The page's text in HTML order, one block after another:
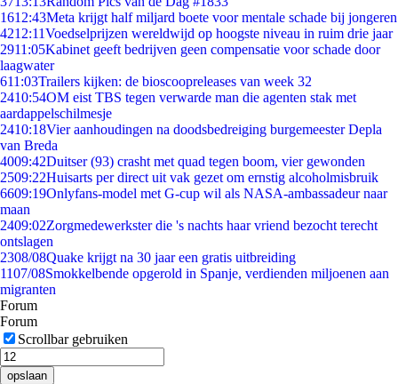
1612:43Meta krijgt half miljard boete voor mentale schade bij jongeren
4212:11Voedselprijzen wereldwijd op hoogste niveau in ruim drie jaar
2911:05Kabinet geeft bedrijven geen compensatie voor schade door
laagwater
611:03Trailers kijken: de bioscoopreleases van week 32
2410:54OM eist TBS tegen verwarde man die agenten stak met
aardappelschilmesje
2410:18Vier aanhoudingen na doodsbedreiging burgemeester Depla
van Breda
4009:42Duitser (93) crasht met quad tegen boom, vier gewonden
2509:22Huisarts per direct uit vak gezet om ernstig alcoholmisbruik
6609:19Onlyfans-model met G-cup wil als NASA-ambassadeur naar
maan
2409:02Zorgmedewerkster die 's nachts haar vriend bezocht terecht
ontslagen
2308/08Quake krijgt na 30 jaar een gratis uitbreiding
1107/08Smokkelbende opgerold in Spanje, verdienden miljoenen aan
migranten
Forum
Forum
Scrollbar gebruiken
opslaan